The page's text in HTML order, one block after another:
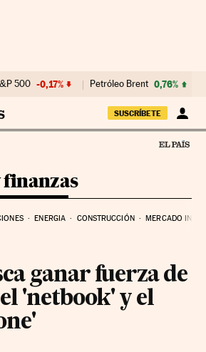
500 -0,17% Petróleo Brent 0,76%
SUSCRÍBETE
finanzas
ENERGIA CONSTRUCCIÓN MERCADO
ganar fuerza de
'netbook' y el